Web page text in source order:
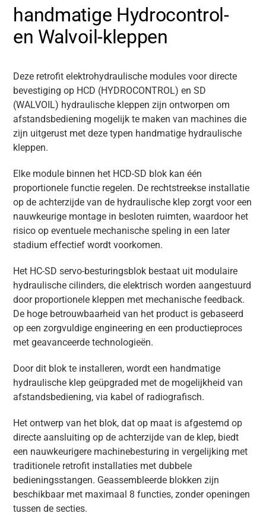
handmatige Hydrocontrol-
en Walvoil-kleppen
Deze retrofit elektrohydraulische modules voor directe
bevestiging op HCD (HYDROCONTROL) en SD
(WALVOIL) hydraulische kleppen zijn ontworpen om
afstandsbediening mogelijk te maken van machines die
zijn uitgerust met deze typen handmatige hydraulische
kleppen.
Elke module binnen het HCD-SD blok kan één
proportionele functie regelen. De rechtstreekse installatie
op de achterzijde van de hydraulische klep zorgt voor een
nauwkeurige montage in besloten ruimten, waardoor het
risico op eventuele mechanische speling in een later
stadium effectief wordt voorkomen.
Het HC-SD servo-besturingsblok bestaat uit modulaire
hydraulische cilinders, die elektrisch worden aangestuurd
door proportionele kleppen met mechanische feedback.
De hoge betrouwbaarheid van het product is gebaseerd
op een zorgvuldige engineering en een productieproces
met geavanceerde technologieën.
Door dit blok te installeren, wordt een handmatige
hydraulische klep geüpgraded met de mogelijkheid van
afstandsbediening, via kabel of radiografisch.
Het ontwerp van het blok, dat op maat is afgestemd op
directe aansluiting op de achterzijde van de klep, biedt
een nauwkeurigere machinebesturing in vergelijking met
traditionele retrofit installaties met dubbele
bedieningsstangen. Geassembleerde blokken zijn
beschikbaar met maximaal 8 functies, zonder openingen
tussen de secties.